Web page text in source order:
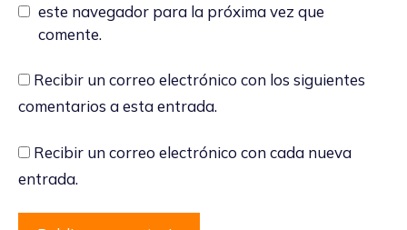
este navegador para la próxima vez que
comente.
Recibir un correo electrónico con los siguientes
comentarios a esta entrada.
Recibir un correo electrónico con cada nueva
entrada.